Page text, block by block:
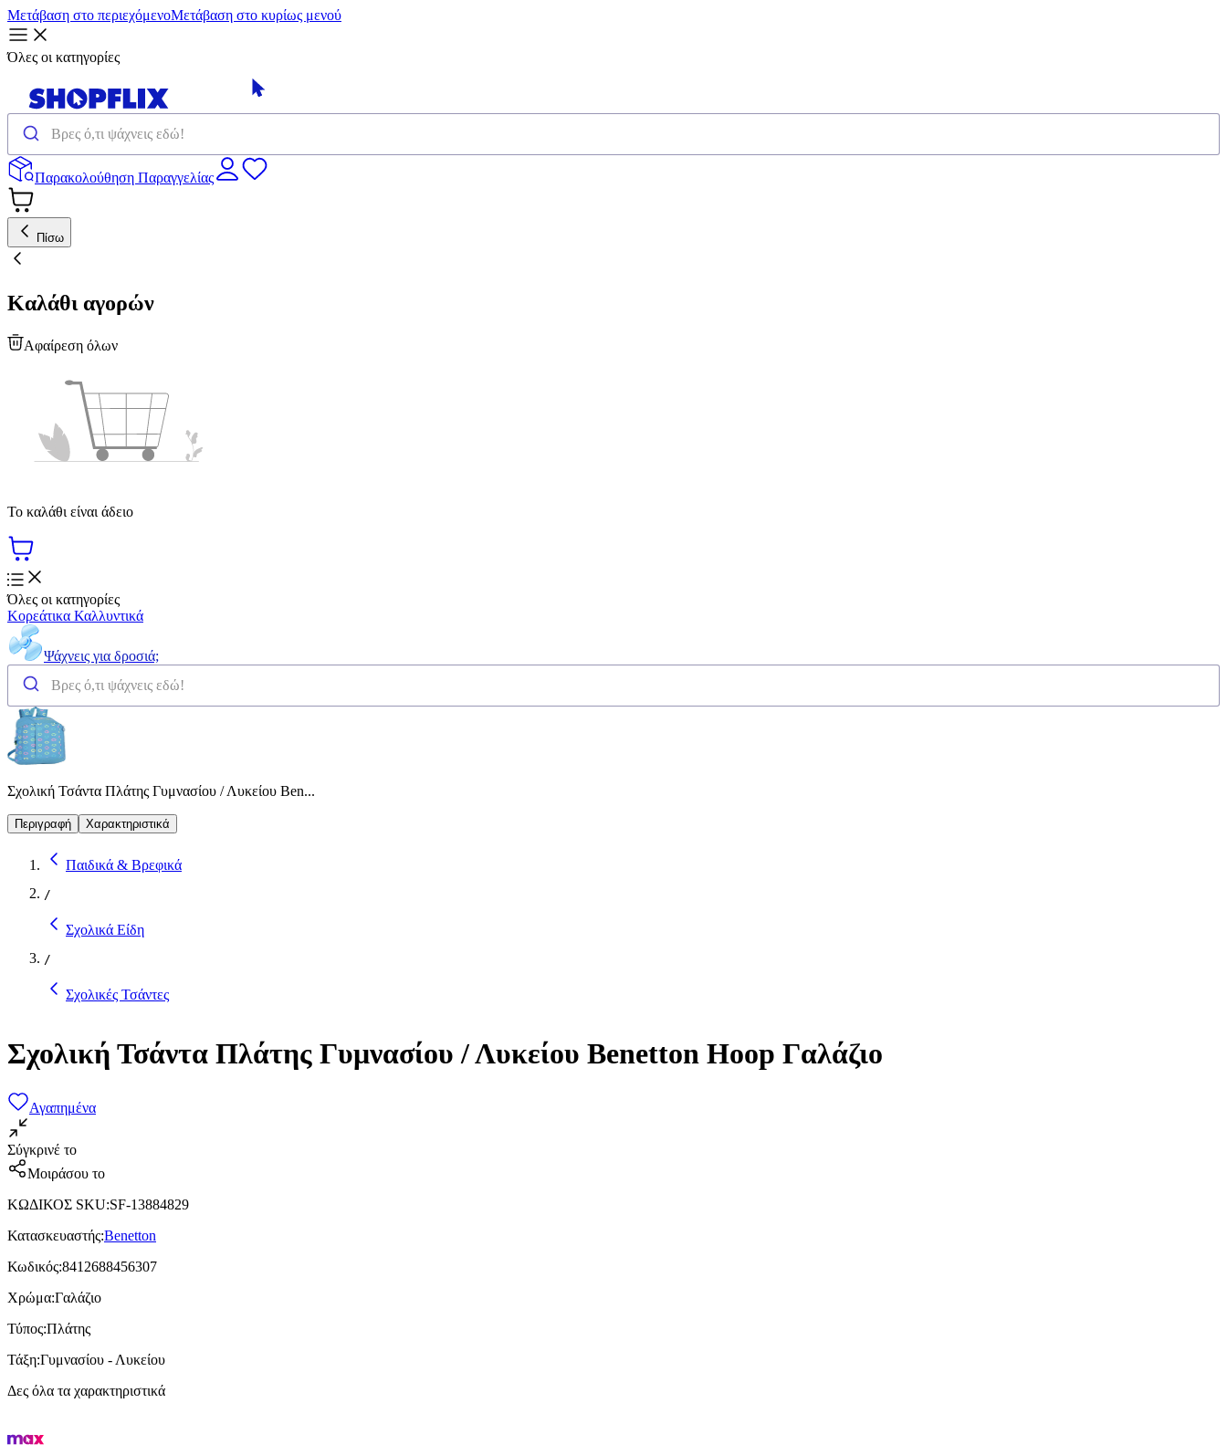
Μετάβαση στο περιεχόμενοΜετάβαση στο κυρίως μενού
Όλες οι κατηγορίες
Παρακολούθηση Παραγγελίας
Πίσω
Καλάθι αγορών
Αφαίρεση όλων
Το καλάθι είναι άδειο
Όλες οι κατηγορίες
Κορεάτικα Καλλυντικά
Ψάχνεις για δροσιά;
Σχολική Τσάντα Πλάτης Γυμνασίου / Λυκείου Ben...
Περιγραφή Χαρακτηριστικά
Παιδικά & Βρεφικά
/
Σχολικά Είδη
/
Σχολικές Τσάντες
Σχολική Τσάντα Πλάτης Γυμνασίου / Λυκείου Benetton Hoop Γαλάζιο
Αγαπημένα
Σύγκρινέ το
Μοιράσου το
ΚΩΔΙΚΟΣ SKU:SF-13884829
Κατασκευαστής:Benetton
Κωδικός:8412688456307
Χρώμα:Γαλάζιο
Τύπος:Πλάτης
Τάξη:Γυμνασίου - Λυκείου
Δες όλα τα χαρακτηριστικά